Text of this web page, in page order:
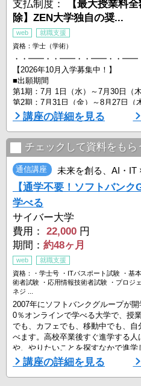
支払制度：
【最大授業料
除】ZEN大学独自の奨...
web
就職支援
資格：学士（学術）
・・━━・・━━・・━━・・━━
【2026年10月入学募集中！】
■出願期間
第1期：7月 1日（水）～7月30日（木
第2期：7月31日（金）～8月27日（
第3期：8月28日（金）～9月24日（
■選抜方法
本学では、Web出願時に&#12042;
2098;」による&#12042;学選考を
詳しくは『学生募集要項』をご確認
・・━━・・━━・・━━・・━━
★いつでも、どこでも好きな場所か
講座の詳細を見る
チェックして資料をもら
通信講座 未来を創る、AI・IT
【通学不要！ソフトバン
学べる
サイバー大学
費用：
22,000 円
期間： 約48ヶ月
web
就職支援
資格：・学士号 ・ITパスポート試験 ・基
術者試験 ・応用情報技術者試験 ・プロジ
ネジ ...
2007年にソフトバンクグループが
0％オンラインで学べる大学で、授
でも、カフェでも、移動中でも、
べます。高校卒業後すぐ進学する
や、やりたいことを探すなかで進
く、多くの学生が学んでいます。AI
セキュリティ、アプリ開発、デジタ
起業、経営など、これからの社会
講座の詳細を見る